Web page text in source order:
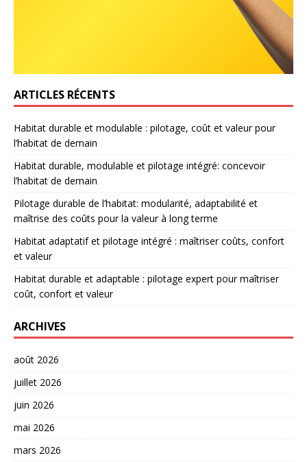
ARTICLES RÉCENTS
Habitat durable et modulable : pilotage, coût et valeur pour
l’habitat de demain
Habitat durable, modulable et pilotage intégré: concevoir
l’habitat de demain
Pilotage durable de l’habitat: modularité, adaptabilité et
maîtrise des coûts pour la valeur à long terme
Habitat adaptatif et pilotage intégré : maîtriser coûts, confort
et valeur
Habitat durable et adaptable : pilotage expert pour maîtriser
coût, confort et valeur
ARCHIVES
août 2026
juillet 2026
juin 2026
mai 2026
mars 2026